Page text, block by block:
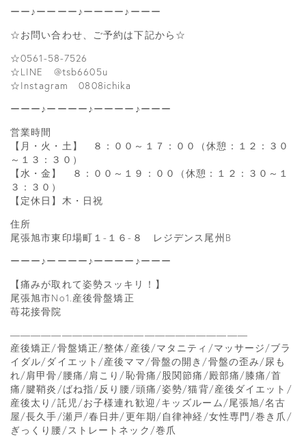
ーー♪ーーーー♪ーーーー♪ーーー
☆お問い合わせ、ご予約は下記から☆
☆0561-58-7526
☆LINE @tsb6605u
☆Instagram 0808ichika
ーーー♪ーーーー♪ーーーー♪ーーー
営業時間
【月・火・土】 ８：００～１７：００（休憩：１２：３０
～１３：３０）
【水・金】 ８：００～１９：００（休憩：１２：３０～１
３：３０）
【定休日】木・日祝
住所
尾張旭市東印場町１-１６-８ レジデンス尾州B
ーーー♪ーーーー♪ーーーー♪ーーー
【痛みが取れて姿勢スッキリ！】
尾張旭市No1.産後骨盤矯正
苺花接骨院
―――――――――――――――――――――――
産後矯正/骨盤矯正/整体/産後/マタニティ/マッサージ/ブラ
イダル/ダイエット/産後ママ/骨盤の開き/骨盤の歪み/尿も
れ/肩甲骨/腰痛/肩こり/恥骨痛/股関節痛/殿部痛/膝痛/首
痛/腱鞘炎/ばね指/反り腰/頭痛/姿勢/猫背/産後ダイエット/
産後太り/託児/お子様連れ歓迎/キッズルーム/尾張旭/名古
屋/長久手/瀬戸/春日井/更年期/自律神経/女性専門/巻き爪/
ぎっくり腰/ストレートネック/巻爪